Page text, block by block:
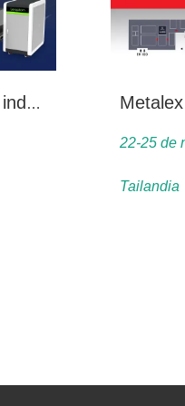
INCO 2024 Exposición industrial y feria comercial
22-25 de
Tailandia